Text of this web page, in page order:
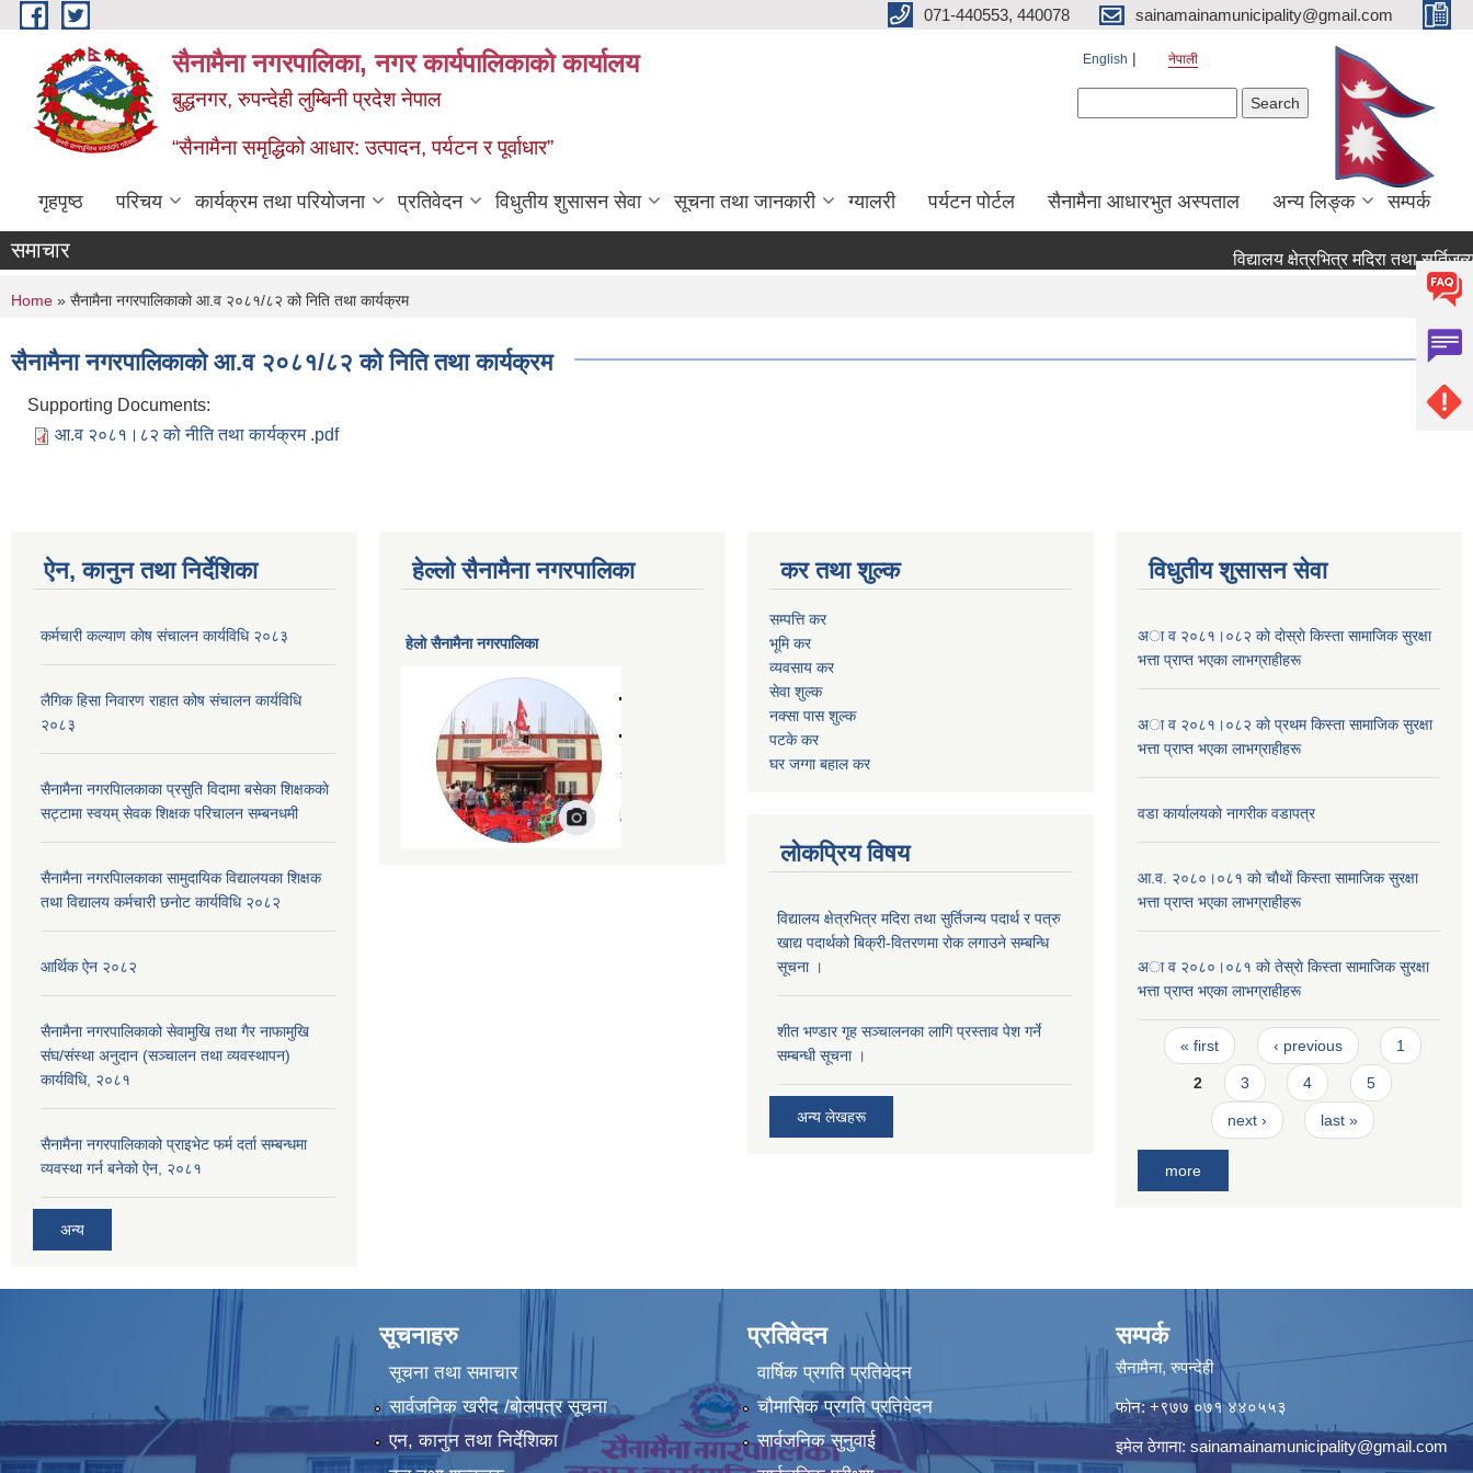
Skip to main content 071-440553, 440078 sainamainamunicipality@gmail.com
सैनामैना नगरपालिका, नगर कार्यपालिकाको कार्यालय
बुद्धनगर, रुपन्देही लुम्बिनी प्रदेश नेपाल
“सैनामैना समृद्धिको आधार: उत्पादन, पर्यटन र पूर्वाधार”
English नेपाली
गृहपृष्ठ परिचय कार्यक्रम तथा परियोजना प्रतिवेदन विधुतीय शुसासन सेवा सूचना तथा जानकारी ग्यालरी पर्यटन पाेर्टल सैनामैना आधारभुत अस्पताल अन्य लिङ्क सम्पर्क
समाचार विद्यालय क्षेत्रभित्र मदिरा तथा
You are here
Home » सैनामैना नगरपालिकाकाे आ.व २०८१/८२ को निति तथा कार्यक्रम
सैनामैना नगरपालिकाकाे आ.व २०८१/८२ को निति तथा कार्यक्रम
Supporting Documents:
आ.व २०८१।८२ को नीति तथा कार्यक्रम .pdf
ऐन, कानुन तथा निर्देशिका
कर्मचारी कल्याण काेष संचालन कार्यविधि २०८३
लैगिक हिसा निवारण राहात कोष संचालन कार्यविधि
२०८३
सैनामैना नगरपािलकाका प्रसुति विदामा बसेका शिक्षककाे
सट्टामा स्वयम् सेवक शिक्षक परिचालन सम्बनधमी
सैनामैना नगरपािलकाका सामुदायिक विद्यालयका शिक्षक
तथा विद्यालय कर्मचारी छनाेट कार्यविधि २०८२
आर्थिक ऐन २०८२
सैनामैना नगरपालिकाको सेवामुखि तथा गैर नाफामुखि
संघ/संस्था अनुदान (सञ्चालन तथा व्यवस्थापन)
कार्यविधि, २०८१
सैनामैना नगरपालिकाको प्राइभेट फर्म दर्ता सम्बन्धमा
व्यवस्था गर्न बनेको ऐन, २०८१
अन्य
हेल्लो सैनामैना नगरपालिका
हेलाे सैनामैना नगरपालिका
कर तथा शुल्क
सम्पत्ति कर
भूमि कर
व्यवसाय कर
सेवा शुल्क
नक्सा पास शुल्क
पटके कर
घर जग्गा बहाल कर
लोकप्रिय विषय
विद्यालय क्षेत्रभित्र मदिरा तथा सुर्तिजन्य पदार्थ र पत्रु
खाद्य पदार्थको बिक्री-वितरणमा रोक लगाउने सम्बन्धि
सूचना ।
शीत भण्डार गृह सञ्चालनका लागि प्रस्ताव पेश गर्ने
सम्बन्धी सूचना ।
अन्य लेखहरू
विधुतीय शुसासन सेवा
अा व २०८१।०८२ काे दाेस्राे किस्ता सामाजिक सुरक्षा
भत्ता प्राप्त भएका लाभग्राहीहरू
अा व २०८१।०८२ काे प्रथम किस्ता सामाजिक सुरक्षा
भत्ता प्राप्त भएका लाभग्राहीहरू
वडा कार्यालयकाे नागरीक वडापत्र
आ.व. २०८०।०८१ काे चाैथाें किस्ता सामाजिक सुरक्षा
भत्ता प्राप्त भएका लाभग्राहीहरू
अा व २०८०।०८१ काे तेस्राे किस्ता सामाजिक सुरक्षा
भत्ता प्राप्त भएका लाभग्राहीहरू
Pages
« first ‹ previous 1
2 3 4 5
next › last »
more
सूचनाहरु
सूचना तथा समाचार
सार्वजनिक खरीद /बोलपत्र सूचना
एन, कानुन तथा निर्देशिका
प्रतिवेदन
वार्षिक प्रगति प्रतिवेदन
चौमासिक प्रगति प्रतिवेदन
सार्वजनिक सुनुवाई
सम्पर्क
सैनामैना, रुपन्देही
फोन:+९७७ ०७१ ४४०५५३
इमेल ठेगाना: sainamainamunicipality@gmail.com